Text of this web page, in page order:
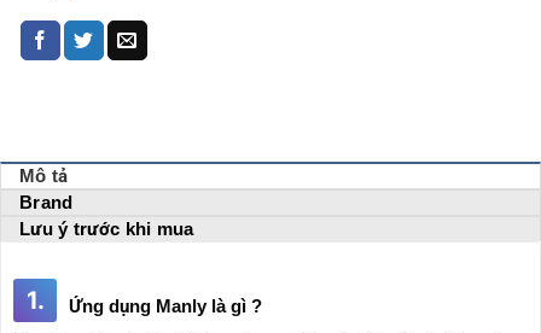
Mô tả
Brand
Lưu ý trước khi mua
1.
Ứng dụng Manly là gì ?